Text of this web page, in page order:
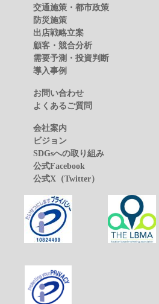
交通施策・都市政策
防災施策
出店戦略立案
顧客・競合分析
需要予測・投資判断
導入事例
お問い合わせ
よくあるご質問
会社案内
ビジョン
SDGsへの取り組み
公式Facebook
公式X（Twitter）